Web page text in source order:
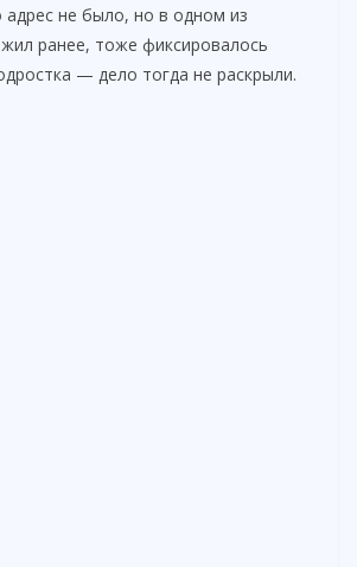
адрес не было, но в одном из
ранее, тоже фиксировалось
— дело тогда не раскрыли.